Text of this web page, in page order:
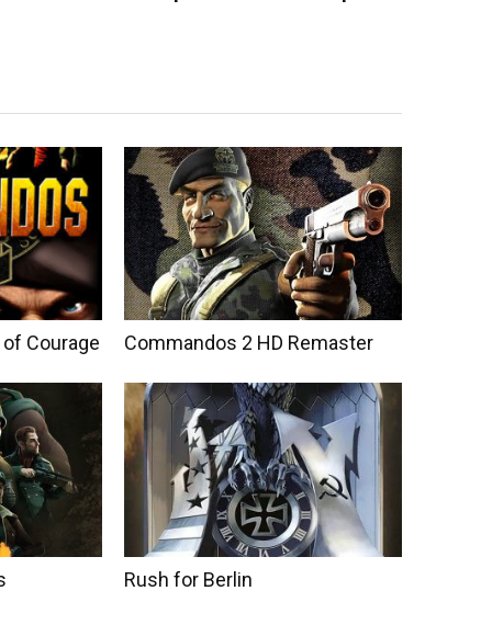
Courage Commandos 2 HD Remaster
Rush for Berlin